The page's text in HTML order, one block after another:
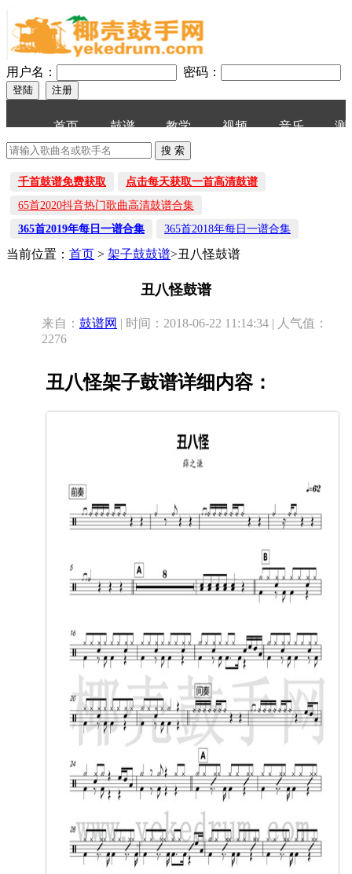
用户名： 密码：
首页 鼓谱 教学 视频 音乐 测
千首鼓谱免费获取
点击每天获取一首高清鼓谱
65首2020抖音热门歌曲高清鼓谱合集
365首2019年每日一谱合集
365首2018年每日一谱合集
当前位置： 首页 > 架子鼓鼓谱>丑八怪鼓谱
丑八怪鼓谱
来自： 鼓谱网 | 时间：2018-06-22 11:14:34 | 人气值：
2276
丑八怪架子鼓谱详细内容：